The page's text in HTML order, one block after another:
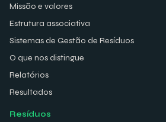
Missão e valores
Estrutura associativa
Sistemas de Gestão de Resíduos
O que nos distingue
Relatórios
Resultados
Resíduos